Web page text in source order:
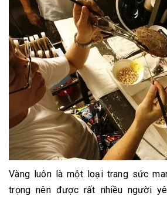
Vàng luôn là một loại trang sức
trọng nên được rất nhiều người